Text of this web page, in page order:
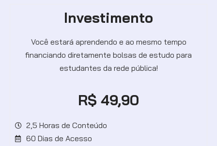
Investimento
Você estará aprendendo e ao mesmo tempo
financiando diretamente bolsas de estudo para
estudantes da rede pública!
R$ 49,90
2,5 Horas de Conteúdo
60 Dias de Acesso